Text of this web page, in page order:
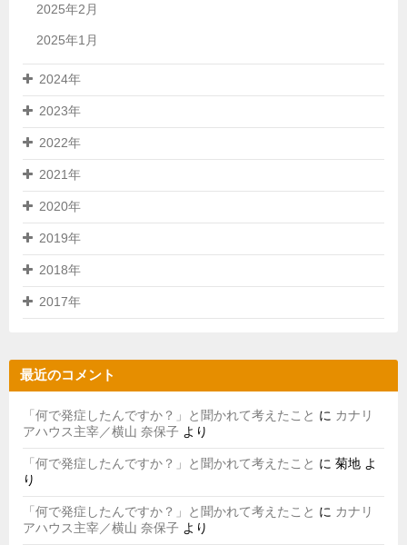
2025年2月
2025年1月
2024年
2023年
2022年
2021年
2020年
2019年
2018年
2017年
最近のコメント
「何で発症したんですか？」と聞かれて考えたこと に カナリ
アハウス主宰／横山 奈保子 より
「何で発症したんですか？」と聞かれて考えたこと に 菊地 よ
り
「何で発症したんですか？」と聞かれて考えたこと に カナリ
アハウス主宰／横山 奈保子 より